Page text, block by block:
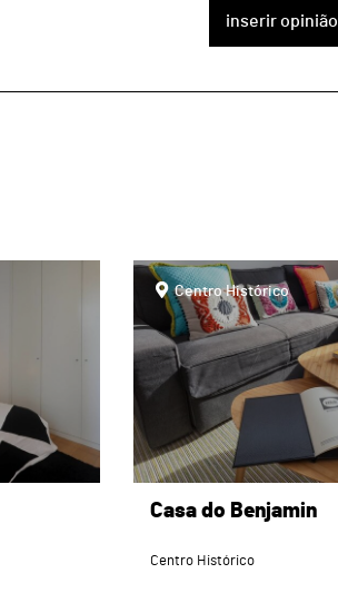
inserir opinião
pageCentro Histórico
Casa do Benjamin
Centro Histórico